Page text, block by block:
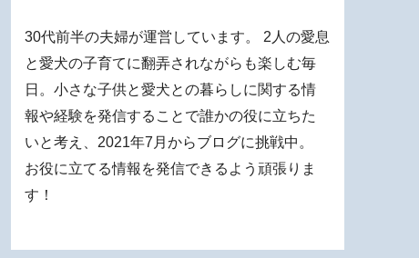
30代前半の夫婦が運営しています。 2人の愛息
と愛犬の子育てに翻弄されながらも楽しむ毎
日。小さな子供と愛犬との暮らしに関する情
報や経験を発信することで誰かの役に立ちた
いと考え、2021年7月からブログに挑戦中。
お役に立てる情報を発信できるよう頑張りま
す！